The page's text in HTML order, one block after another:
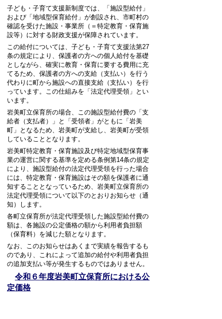
子ども・子育て支援新制度では、「施設型給付」
および「地域型保育給付」が創設され、市町村の
確認を受けた施設・事業所（＝特定教育・保育施
設等）に対する財政支援が保障されています。
この給付については、子ども・子育て支援法第27
条の規定により、保護者の方への個人給付を基礎
としながら、確実に教育・保育に要する費用に充
てるため、保護者の方への支給（支払い）を行う
代わりに町から施設への直接支給（支払い）を行
っています。この仕組みを「法定代理受領」とい
います。
岩美町立保育所の場合、この施設型給付費の「支
給者（支払者）」と「受領者」がともに「岩美
町」となるため、岩美町が支給し、岩美町が受領
していることとなります。
岩美町特定教育・保育施設及び特定地域型保育事
業の運営に関する基準を定める条例第14条の規定
により、施設型給付の法定代理受領を行った場合
には、特定教育・保育施設はその額を保護者に通
知することとなっているため、岩美町立保育所の
法定代理受領について以下のとおりお知らせ（通
知）します。
各町立保育所が法定代理受領した施設型給付費の
額は、各施設の公定価格の額から利用者負担額
（保育料）を減じた額となります。
なお、このお知らせはあくまで実績を報告するも
のであり、これによって追加の給付や利用者負担
の追加支払い等が発生するものではありません。
令和６年度岩美町立保育所における公
定価格